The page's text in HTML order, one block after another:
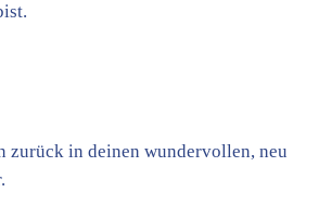
zurück in deinen wundervollen, neu